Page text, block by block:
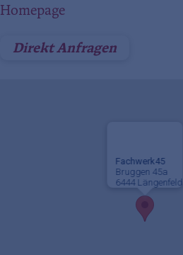
Homepage
Direkt Anfragen
Fachwerk45
Bruggen 45a
6444 Längenfeld